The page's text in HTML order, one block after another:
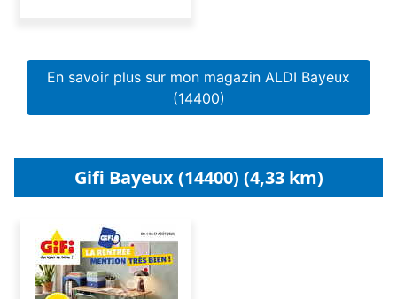
En savoir plus sur mon magazin ALDI Bayeux
(14400)
Gifi Bayeux (14400) (4,33 km)